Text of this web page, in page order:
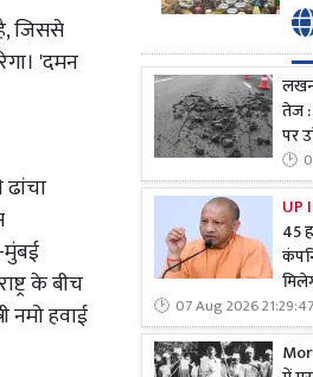
जिससे
'दमन
के बीच
नमो हवाई
तेज :
पर
UP
45
07 Aug 2026 21:29:47